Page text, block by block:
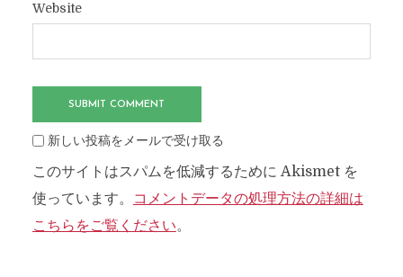
Website
新しい投稿をメールで受け取る
このサイトはスパムを低減するために Akismet を
使っています。
コメントデータの処理方法の詳細は
こちらをご覧ください。